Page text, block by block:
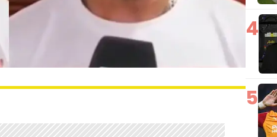
4
5